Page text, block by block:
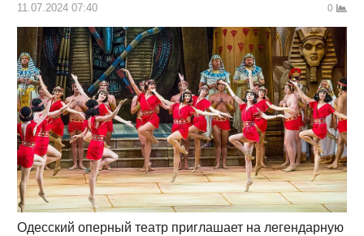
11.07.2024 07:40 0
Одесский оперный театр приглашает на легендарную